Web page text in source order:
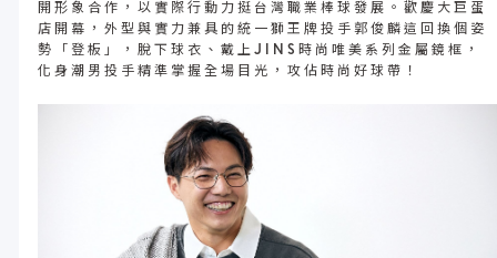
開形象合作，以實際行動力挺台灣職業棒球發展。歡慶大巨蛋
店開幕，外型與實力兼具的統一獅王牌投手郭俊麟這回換個姿
勢「登板」，脫下球衣、戴上JINS時尚唯美系列金屬鏡框，
化身潮男投手精準掌握全場目光，攻佔時尚好球帶！